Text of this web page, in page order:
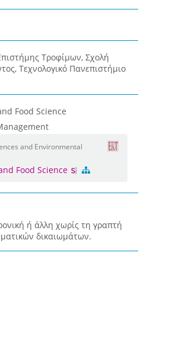
Τροφίμων, Σχολή
Τεχνολογικό Πανεπιστήμιο
Food Science
and Environmental
Food Science
ή άλλη χωρίς τη γραπτή
δικαιωμάτων.